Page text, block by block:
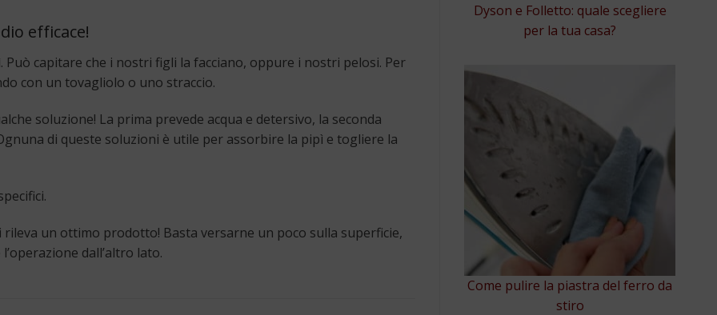
efficace!
capitare che i nostri figli la facciano, oppure i nostri pelosi. Per
con un tovagliolo o uno straccio.
soluzione! La prima prevede acqua e detersivo, la seconda
di queste soluzioni è utile per assorbire la pipì e togliere la
rileva un ottimo prodotto! Basta versarne un poco sulla superficie,
dall’altro lato.
Dyson e Folletto: quale scegliere
per la tua casa?
Come pulire la piastra del ferro da
stiro